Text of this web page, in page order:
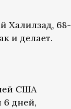
Халилзад, 68-
и делает.
США
6 дней,